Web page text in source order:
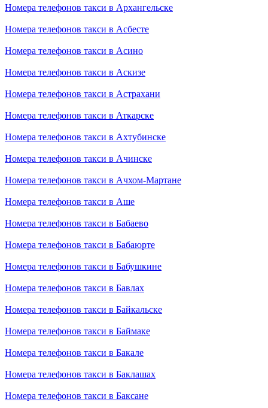
Номера телефонов такси в Архангельске
Номера телефонов такси в Асбесте
Номера телефонов такси в Асино
Номера телефонов такси в Аскизе
Номера телефонов такси в Астрахани
Номера телефонов такси в Аткарске
Номера телефонов такси в Ахтубинске
Номера телефонов такси в Ачинске
Номера телефонов такси в Ачхом-Мартане
Номера телефонов такси в Аше
Номера телефонов такси в Бабаево
Номера телефонов такси в Бабаюрте
Номера телефонов такси в Бабушкине
Номера телефонов такси в Бавлах
Номера телефонов такси в Байкальске
Номера телефонов такси в Баймаке
Номера телефонов такси в Бакале
Номера телефонов такси в Баклашах
Номера телефонов такси в Баксане